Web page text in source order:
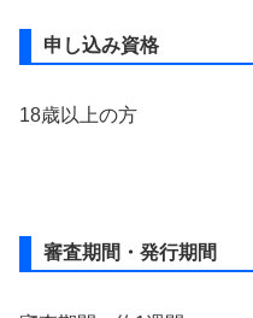
申し込み資格
18歳以上の方
審査期間・発行期間